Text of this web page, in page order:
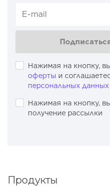
Нажимая на кнопку,
оферты и
персональных данных
Нажимая на кнопку,
получение рассылки
Продукты